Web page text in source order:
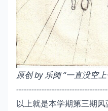
原创 by 乐阕 “一直没空
以上就是本学期第三期